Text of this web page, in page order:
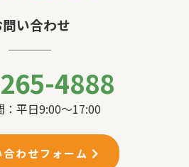
問い合わせ
4888
：平日9:00〜17:00
合わせフォーム